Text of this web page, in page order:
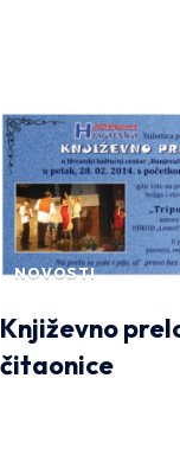
NOVOSTI
Književno
čitaonice